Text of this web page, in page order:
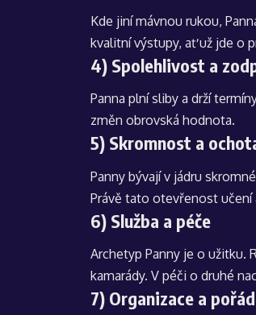
Kde jiní mávnou rukou,
kvalitní výstupy, ať už jde o
4) Spolehlivost a
Panna plní sliby a drží
změn obrovská hodnota.
5) Skromnost a
Panny bývají v jádru
Právě tato otevřenost učení
6) Služba a péče
Archetyp Panny je o užitku.
kamarády. V péči o druhé
7) Organizace a